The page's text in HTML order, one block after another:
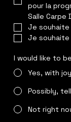
pour la
Salle Carpe
Je souhaite
Je souhaite
I would like to
Yes, with
Possibly,
Not right